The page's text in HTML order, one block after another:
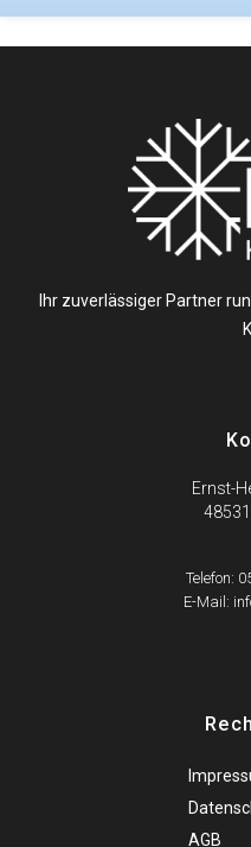
Ihr zuverlässiger Partner
Ernst-
Telefon:
E-Mail:
AGB